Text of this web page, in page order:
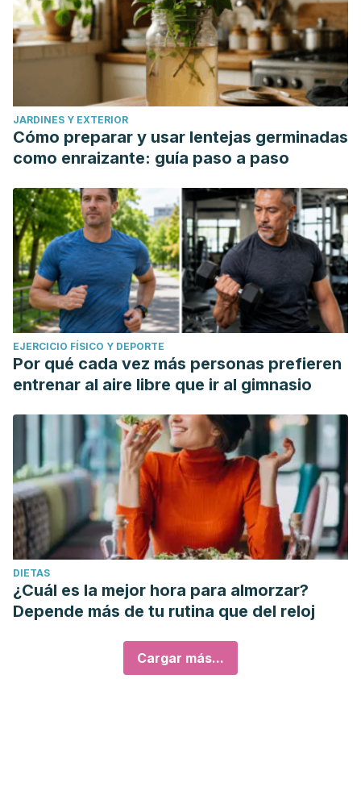
JARDINES Y EXTERIOR
Cómo preparar y usar lentejas germinadas
como enraizante: guía paso a paso
EJERCICIO FÍSICO Y DEPORTE
Por qué cada vez más personas prefieren
entrenar al aire libre que ir al gimnasio
DIETAS
¿Cuál es la mejor hora para almorzar?
Depende más de tu rutina que del reloj
Cargar más...